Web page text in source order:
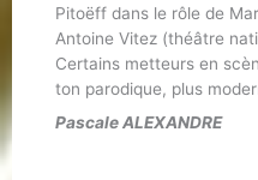
Pitoëff dans le rôle de
Antoine Vitez (théâtre
Certains metteurs en
ton parodique, plus
Pascale ALEXANDRE